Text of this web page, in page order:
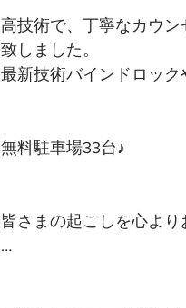
高技術で、丁寧なカウ
致しました。
最新技術バインドロッ
無料駐車場33台♪
皆さまの起こしを心よ
…